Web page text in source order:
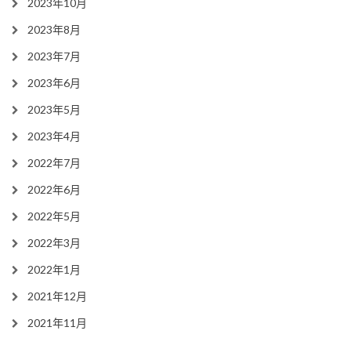
2023年8月
2023年7月
2023年6月
2023年5月
2023年4月
2022年7月
2022年6月
2022年5月
2022年3月
2022年1月
2021年12月
2021年11月